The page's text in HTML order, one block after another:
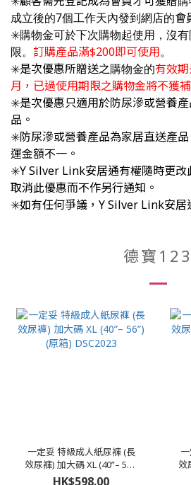
成立後的7個工作天內發到網店的會
✳️購物金可於下次購物起使用，沒
限。 訂購產品滿$200即可使用。
✳️是次優惠所贈送之購物金的有效
月，已過使用期限之購物金將不獲
✳️是次優惠只適用於防尿滲或營養
品 。
✳️防尿滲或營養產品為家居直送產
運金額不一。
✳️Y Silver Link安居通有權隨時更改
取消此優惠而不作另行通知。
✳️如有任何爭議，Y Silver Link安居
德寶123
一定妥 特級成人紙尿褲 (長
效尿褲) 加大碼 XL (40”– 56”)
(原箱) DSC2023
HK$598.00
效尿褲)